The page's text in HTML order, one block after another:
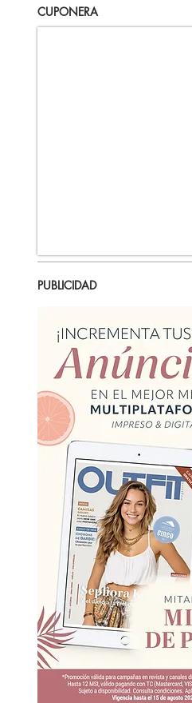
CUPONERA
PUBLICIDAD